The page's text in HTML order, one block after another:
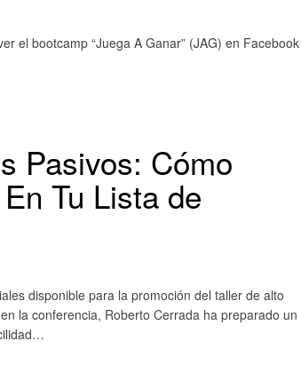
el bootcamp “Juega A Ganar” (JAG) en Facebook
Pasivos: Cómo
Tu Lista de
disponible para la promoción del taller de alto
la conferencia, Roberto Cerrada ha preparado un